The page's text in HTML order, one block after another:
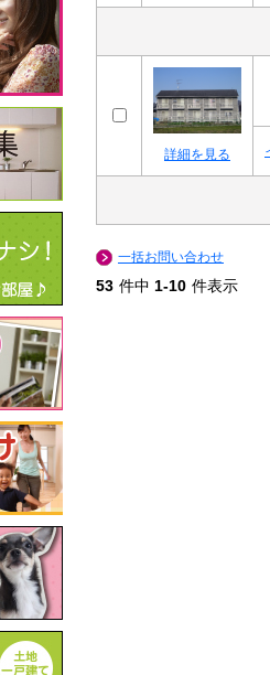
詳細を見る
一括お問い合わせ
53 件中 1-10 件表示